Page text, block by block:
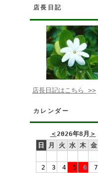
店長日記
店長日記はこちら >>
カレンダー
＜2026年8月 ＞
日
月 火 水 木 金
2
3 4 5 6 7